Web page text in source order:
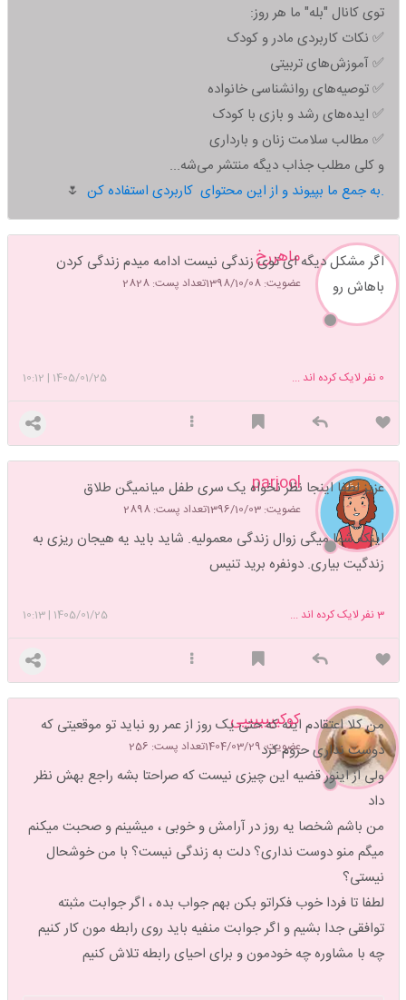
توی کانال "بله" ما هر روز:
✅ نکات کاربردی مادر و کودک
✅ آموزش‌های تربیتی
✅ توصیه‌های روانشناسی خانواده
✅ ایده‌های رشد و بازی با کودک
✅ مطالب سلامت زنان و بارداری
و کلی مطلب جذاب دیگه منتشر می‌شه...
به جمع ما بپیوند و از این محتوای کاربردی استفاده کن.
🌷
ماهررخ
عضویت: 1398/10/08 تعداد پست: 2828
اگر مشکل دیگه ای توی زندگی نیست ادامه میدم زندگی کردن
باهاش رو
1405/01/25
|
10:12 0 نفر لایک کرده اند ...
parjool
عضویت: 1396/10/03 تعداد پست: 2898
عزیز لطفا اینجا نظر نخواه یک سری طفل میانمیگن طلاق
اینکه شما میگی زوال زندگی معمولیه. شاید باید یه هیجان ریزی به
زندگیت بیاری. دونفره برید تنیس
1405/01/25
|
10:13 3نفر لایک کرده اند ...
کوکیییییییی
عضویت: 1404/03/29 تعداد پست: 256
من کلا اعتقادم اینه که حتی یک روز از عمر رو نباید تو موقعیتی که
دوست نداری حروم کرد
ولی از اینور قضیه این چیزی نیست که صراحتا بشه راجع بهش نظر
داد
من باشم شخصا یه روز در آرامش و خوبی ، میشینم و صحبت میکنم
میگم منو دوست نداری؟ دلت به زندگی نیست؟ با من خوشحال
نیستی؟
لطفا تا فردا خوب فکراتو بکن بهم جواب بده ، اگر جوابت مثبته
توافقی جدا بشیم و اگر جوابت منفیه باید روی رابطه مون کار کنیم
چه با مشاوره چه خودمون و برای احیای رابطه تلاش کنیم